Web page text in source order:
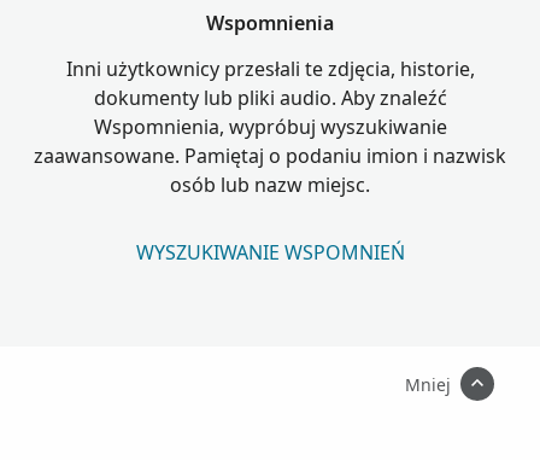
Wspomnienia
Inni użytkownicy przesłali te zdjęcia, historie,
dokumenty lub pliki audio. Aby znaleźć
Wspomnienia, wypróbuj wyszukiwanie
zaawansowane. Pamiętaj o podaniu imion i nazwisk
osób lub nazw miejsc.
WYSZUKIWANIE WSPOMNIEŃ
Mniej